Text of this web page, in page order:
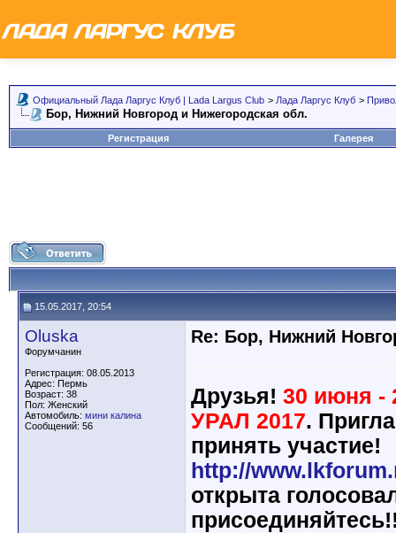
Официальный Лада Ларгус Клуб | Lada Largus Club > Лада Ларгус Клуб >
Бор, Нижний Новгород и Нижегородская обл.
Регистрация Галерея
15.05.2017, 20:54
Oluska
Форумчанин
Регистрация: 08.05.2013
Адрес: Пермь
Возраст: 38
Пол: Женский
Автомобиль: мини калина
Сообщений: 56
Re: Бор, Нижний
Друзья! 30 июня -
УРАЛ 2017.
принять участие!
http://
открыта